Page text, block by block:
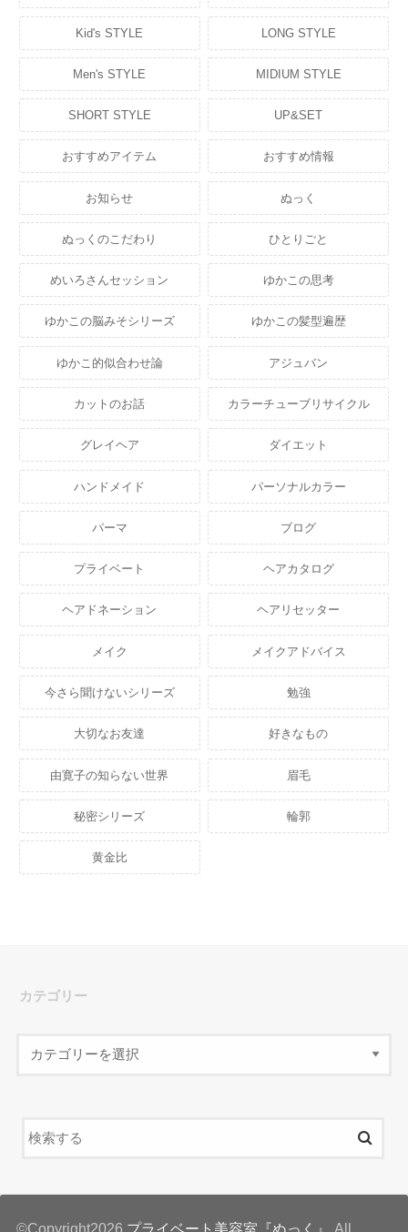
Kid's STYLE LONG STYLE
Men's STYLE MIDIUM STYLE
SHORT STYLE UP&SET
おすすめアイテム おすすめ情報
お知らせ ぬっく
ぬっくのこだわり ひとりごと
めいろさんセッション ゆかこの思考
ゆかこの脳みそシリーズ ゆかこの髪型遍歴
ゆかこ的似合わせ論 アジュバン
カットのお話 カラーチューブリサイクル
グレイヘア ダイエット
ハンドメイド パーソナルカラー
パーマ ブログ
プライベート ヘアカタログ
ヘアドネーション ヘアリセッター
メイク メイクアドバイス
今さら聞けないシリーズ 勉強
大切なお友達 好きなもの
由寛子の知らない世界 眉毛
秘密シリーズ 輪郭
黄金比
カテゴリー
©Copyright2026 プライベート美容室『ぬっく』 .All